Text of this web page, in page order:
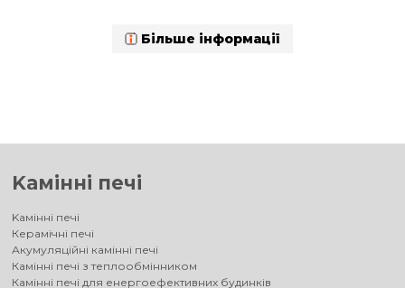
Більше інформації
Kамінні печі
Kамінні печі
Керамічні печі
Акумуляційні камінні печі
Камінні печі з теплообмінником
Камінні печі для енергоефективних будинків